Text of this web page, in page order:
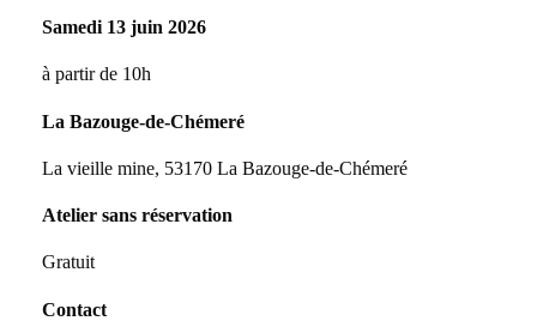
Samedi 13 juin 2026
à partir de 10h
La Bazouge-de-Chémeré
La vieille mine, 53170 La Bazouge-de-Chémeré
Atelier sans réservation
Gratuit
Contact